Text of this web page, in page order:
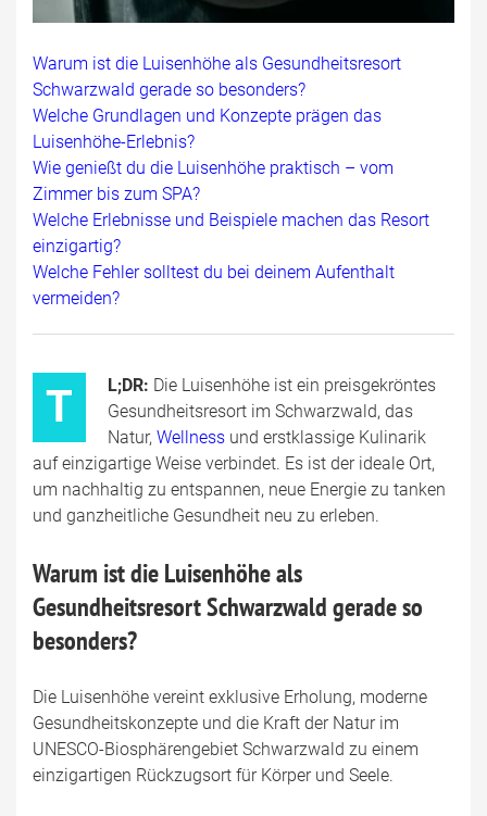
Warum ist die Luisenhöhe als Gesundheitsresort
Schwarzwald gerade so besonders?
Welche Grundlagen und Konzepte prägen das
Luisenhöhe-Erlebnis?
Wie genießt du die Luisenhöhe praktisch – vom
Zimmer bis zum SPA?
Welche Erlebnisse und Beispiele machen das Resort
einzigartig?
Welche Fehler solltest du bei deinem Aufenthalt
vermeiden?
T L;DR: Die Luisenhöhe ist ein preisgekröntes
Gesundheitsresort im Schwarzwald, das
Natur, Wellness und erstklassige Kulinarik
auf einzigartige Weise verbindet. Es ist der ideale Ort,
um nachhaltig zu entspannen, neue Energie zu tanken
und ganzheitliche Gesundheit neu zu erleben.
Warum ist die Luisenhöhe als
Gesundheitsresort Schwarzwald gerade so
besonders?
Die Luisenhöhe vereint exklusive Erholung, moderne
Gesundheitskonzepte und die Kraft der Natur im
UNESCO-Biosphärengebiet Schwarzwald zu einem
einzigartigen Rückzugsort für Körper und Seele.